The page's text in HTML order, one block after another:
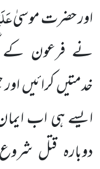
اور حضرت موسیٰ
نے فرعون کے
خدمتیں کرائیں اور
ایسے ہی اب
دوبارہ قتل